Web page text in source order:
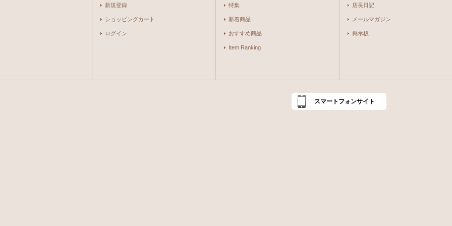
新規登録
ショッピングカート
ログイン
特集
新着商品
おすすめ商品
Item Ranking
店長日記
メールマガジン
掲示板
スマートフォンサイト